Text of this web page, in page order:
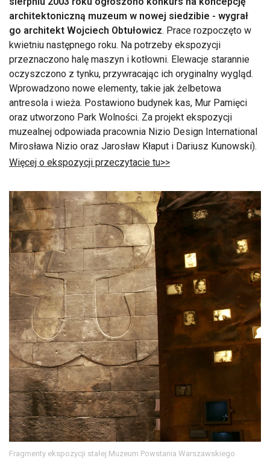
architektoniczną muzeum w nowej siedzibie - wygrał
go architekt Wojciech Obtułowicz. Prace rozpoczęto w
kwietniu następnego roku. Na potrzeby ekspozycji
przeznaczono halę maszyn i kotłowni. Elewacje starannie
oczyszczono z tynku, przywracając ich oryginalny wygląd.
Wprowadzono nowe elementy, takie jak żelbetowa
antresola i wieża. Postawiono budynek kas, Mur Pamięci
oraz utworzono Park Wolności. Za projekt ekspozycji
muzealnej odpowiada pracownia Nizio Design International
Mirosława Nizio oraz Jarosław Kłaput i Dariusz Kunowski).
Więcej o ekspozycji przeczytacie tu>>
Fragmenty ekspozycji stałej Muzeum Powstania Warszawskiego